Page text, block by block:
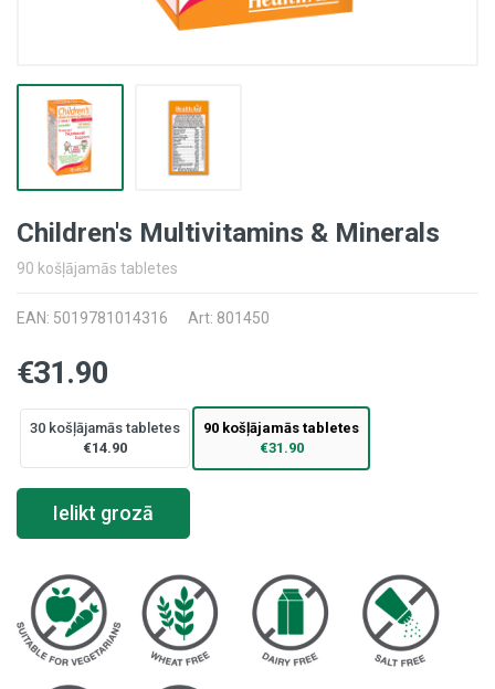
Children's Multivitamins & Minerals
90 košļājamās tabletes
EAN: 5019781014316 Art: 801450
€31.90
30 košļājamās tabletes
€14.90
90 košļājamās tabletes
€31.90
Ielikt grozā